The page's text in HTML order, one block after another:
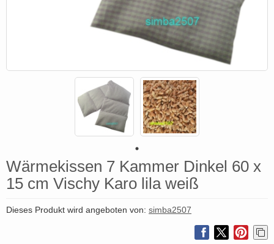
Wärmekissen 7 Kammer Dinkel 60 x
15 cm Vischy Karo lila weiß
Dieses Produkt wird angeboten von: simba2507